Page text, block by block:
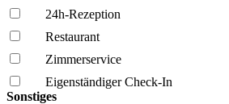
24h-Rezeption
Restaurant
Zimmerservice
Eigenständiger Check-In
Sonstiges